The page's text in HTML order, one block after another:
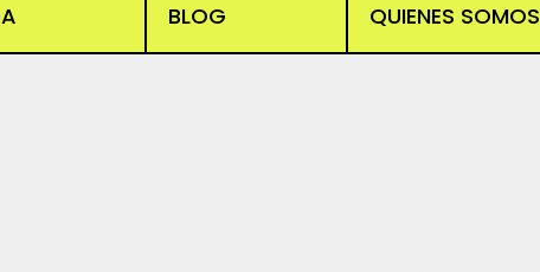
BLOG QUIENES SOMOS